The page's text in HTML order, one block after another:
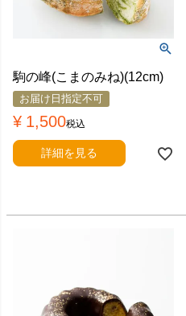
駒の峰(こまのみね)(12cm)
お届け日指定不可
¥ 1,500税込
詳細を見る